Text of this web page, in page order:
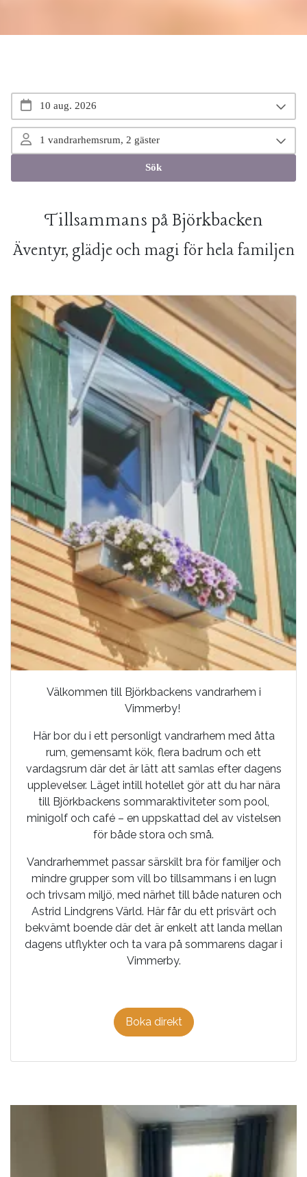
Tillsammans på Björkbacken
Äventyr, glädje och magi för hela familjen
Välkommen till Björkbackens vandrarhem i
Vimmerby!
Här bor du i ett personligt vandrarhem med åtta
rum, gemensamt kök, flera badrum och ett
vardagsrum där det är lätt att samlas efter dagens
upplevelser. Läget intill hotellet gör att du har nära
till Björkbackens sommaraktiviteter som pool,
minigolf och café – en uppskattad del av vistelsen
för både stora och små.
Vandrarhemmet passar särskilt bra för familjer och
mindre grupper som vill bo tillsammans i en lugn
och trivsam miljö, med närhet till både naturen och
Astrid Lindgrens Värld. Här får du ett prisvärt och
bekvämt boende där det är enkelt att landa mellan
dagens utflykter och ta vara på sommarens dagar i
Vimmerby.
Boka direkt